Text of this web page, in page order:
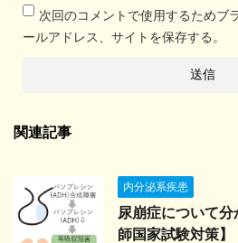
次回のコメントで使用するためブ
ールアドレス、サイトを保存する。
関連記事
内分泌系疾患
尿崩症について
師国家試験対策】